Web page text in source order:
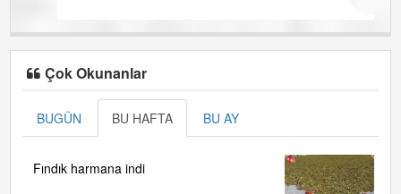
Çok Okunanlar
BUGÜN BU HAFTA BU AY
Fındık harmana indi